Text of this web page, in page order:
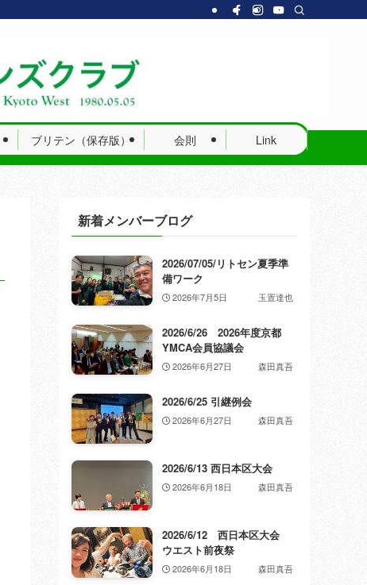
ブリテン（保存版） 会則 Link
新着メンバーブログ
2026/07/05/リトセン夏季準
備ワーク
2026年7月5日 玉置達也
2026/6/26 2026年度京都
YMCA会員協議会
2026年6月27日 森田真吾
2026/6/25 引継例会
2026年6月27日 森田真吾
2026/6/13 西日本区大会
2026年6月18日 森田真吾
2026/6/12 西日本区大会
ウエスト前夜祭
2026年6月18日 森田真吾